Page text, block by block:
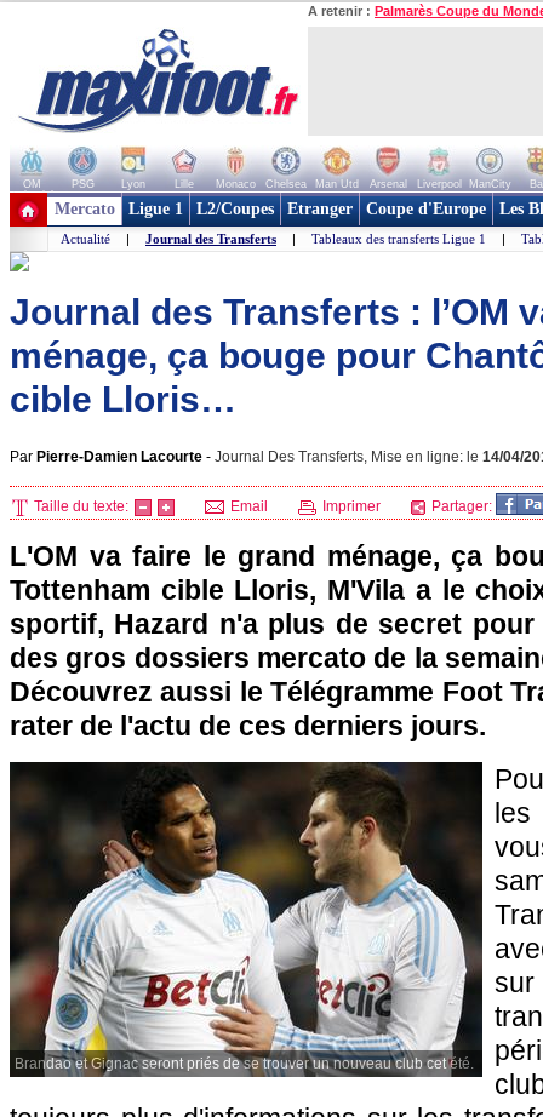
A retenir : Palmarès Coupe du
OM PSG Lyon Lille Monaco Chelsea Man Utd Arsenal Liverpool ManCity
+ de clubs
Mercato Ligue 1 L2/Coupes Etranger Coupe d'Europe Les
Actualité | Journal des Transferts | Tableaux des transferts Ligue 1 |
Journal des Transferts : l’OM
ménage, ça bouge pour
cible Lloris…
Par Pierre-Damien Lacourte - Journal Des Transferts, Mise en ligne: le 14/04/
Taille du texte: Email Imprimer Partager:
L'OM va faire le grand ménage, ça
Tottenham cible Lloris, M'Vila a le
sportif, Hazard n'a plus de secret
des gros dossiers mercato de la
Découvrez aussi le Télégramme Foot
rater de l'actu de ces derniers jours.
Brandao et Gignac seront priés de se trouver un nouveau club cet été.
les